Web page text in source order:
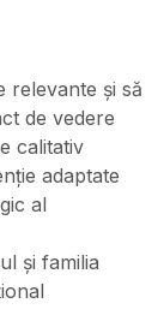
relevante și să
de vedere
calitativ
adaptate
al
și familia